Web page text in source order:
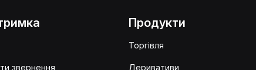
звернення
Продукти
Торгівля
Деривативи